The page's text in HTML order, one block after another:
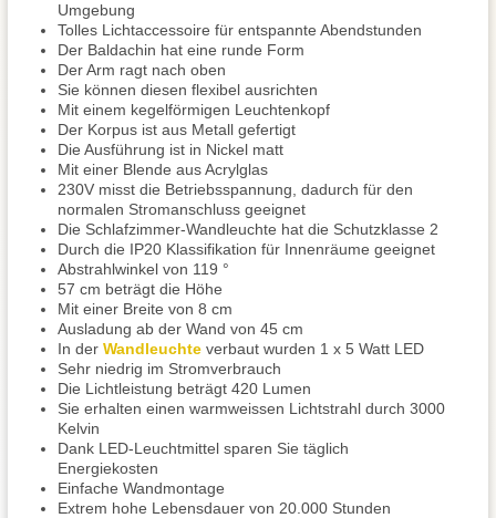
Umgebung
Tolles Lichtaccessoire für entspannte Abendstunden
Der Baldachin hat eine runde Form
Der Arm ragt nach oben
Sie können diesen flexibel ausrichten
Mit einem kegelförmigen Leuchtenkopf
Der Korpus ist aus Metall gefertigt
Die Ausführung ist in Nickel matt
Mit einer Blende aus Acrylglas
230V misst die Betriebsspannung, dadurch für den
normalen Stromanschluss geeignet
Die Schlafzimmer-Wandleuchte hat die Schutzklasse 2
Durch die IP20 Klassifikation für Innenräume geeignet
Abstrahlwinkel von 119 °
57 cm beträgt die Höhe
Mit einer Breite von 8 cm
Ausladung ab der Wand von 45 cm
In der Wandleuchte verbaut wurden 1 x 5 Watt LED
Sehr niedrig im Stromverbrauch
Die Lichtleistung beträgt 420 Lumen
Sie erhalten einen warmweissen Lichtstrahl durch 3000
Kelvin
Dank LED-Leuchtmittel sparen Sie täglich
Energiekosten
Einfache Wandmontage
Extrem hohe Lebensdauer von 20.000 Stunden